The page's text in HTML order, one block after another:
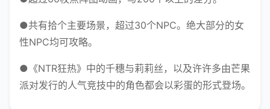
●共有拾个主要场景，超过30个NPC。绝大部分的女
性NPC均可攻略。
●《NTR狂热》中的千穗与莉莉丝，以及许许多由芒果
派对发行的人气竞技中的角色都会以彩蛋的形式登场。